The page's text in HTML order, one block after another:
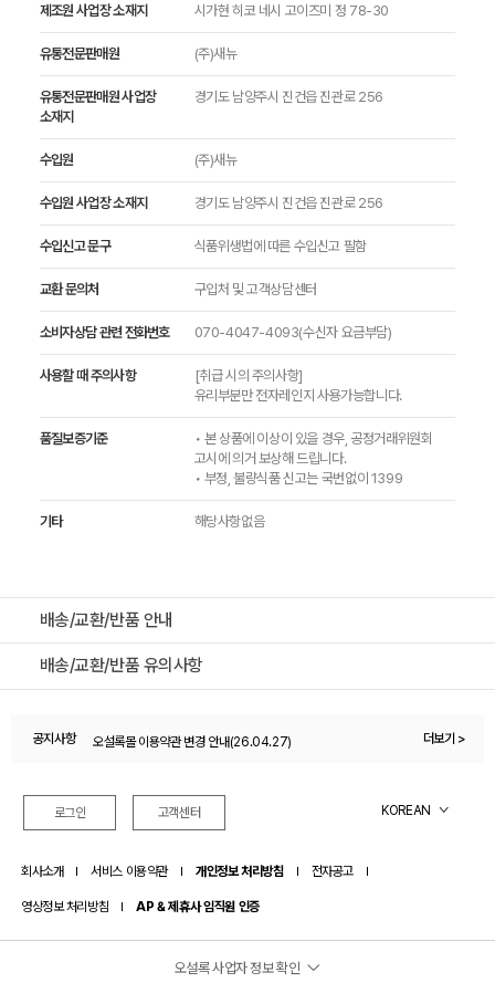
제조원 사업장 소재지 시가현 히코 네시 고이즈미 정 78-30
유통전문판매원 (주)새뉴
유통전문판매원 사업장
소재지
경기도 남양주시 진건읍 진관로 256
수입원 (주)새뉴
수입원 사업장 소재지 경기도 남양주시 진건읍 진관로 256
수입신고 문구 식품위생법에 따른 수입신고 필함
교환 문의처 구입처 및 고객상담센터
소비자상담 관련 전화번호 070-4047-4093(수신자 요금부담)
사용할 때 주의사항
[취급 시의 주의사항]
유리부분만 전자레인지 사용가능합니다.
품질보증기준
• 본 상품에 이상이 있을 경우, 공정거래위원회
고시에 의거 보상해 드립니다.
• 부정, 불량식품 신고는 국번없이 1399
기타 해당사항없음
배송/교환/반품 안내
배송/교환/반품 유의사항
공지사항
오설록몰 이용약관 변경 안내(26.04.27)
더보기 >
로그인 고객센터 KOREAN
회사소개 서비스 이용약관 개인정보 처리방침 전자공고
영상정보 처리방침 AP & 제휴사 임직원 인증
오설록 사업자 정보 확인